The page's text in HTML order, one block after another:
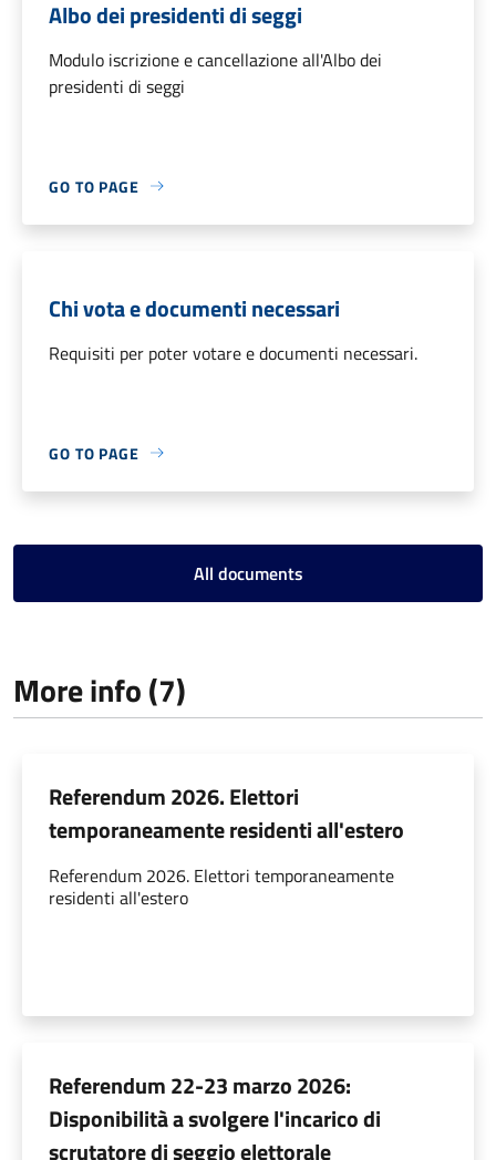
Albo dei presidenti di seggi
Modulo iscrizione e cancellazione all'Albo dei
presidenti di seggi
GO TO PAGE
Chi vota e documenti necessari
Requisiti per poter votare e documenti necessari.
GO TO PAGE
All documents
More info (7)
Referendum 2026. Elettori
temporaneamente residenti all'estero
Referendum 2026. Elettori temporaneamente
residenti all'estero
Referendum 22-23 marzo 2026:
Disponibilità a svolgere l'incarico di
scrutatore di seggio elettorale